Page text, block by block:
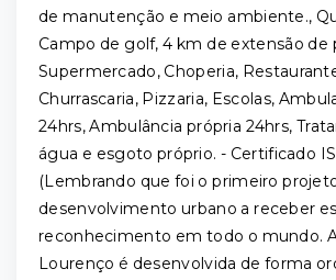
de manutenção e meio ambiente.,
Campo de golf, 4 km de extensão de
Supermercado, Choperia,
Churrascaria, Pizzaria, Escolas,
24hrs, Ambulância própria 24hrs,
água e esgoto próprio. - Certificado
(Lembrando que foi o primeiro
desenvolvimento urbano a receber
reconhecimento em todo o mundo. A
Lourenço é desenvolvida de forma